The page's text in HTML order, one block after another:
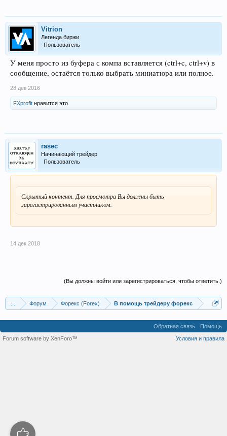
Vitrion
Легенда биржи
Пользователь
У меня просто из буфера с компа вставляется (ctrl+c, ctrl+v) в
сообщение, остаётся только выбрать миниатюра или полное.
28 дек 2016
FXprofit нравится это.
rasec
Начинающий трейдер
Пользователь
Скрытый контент. Для просмотра Вы должны быть
зарегистрированным участником.
14 дек 2018
(Вы должны войти или зарегистрироваться, чтобы ответить.)
Форум Форекс (Forex) В помощь трейдеру форекс
Обратная связь
Помощь
Условия и правила
Forum software by XenForo™